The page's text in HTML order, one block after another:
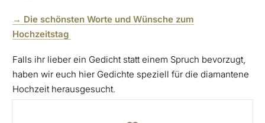
→ Die schönsten Worte und Wünsche zum
Hochzeitstag
Falls ihr lieber ein Gedicht statt einem Spruch bevorzugt,
haben wir euch hier Gedichte speziell für die diamantene
Hochzeit herausgesucht.